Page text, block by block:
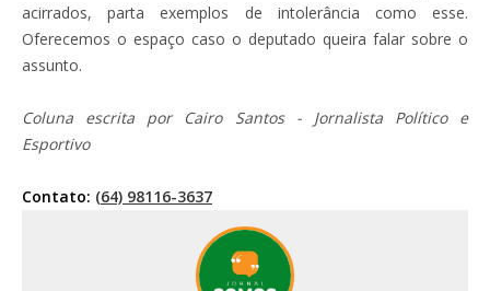
acirrados, parta exemplos de intolerância como esse.
Oferecemos o espaço caso o deputado queira falar sobre o
assunto.
Coluna escrita por Cairo Santos - Jornalista Político e
Esportivo
Contato: (64) 98116-3637